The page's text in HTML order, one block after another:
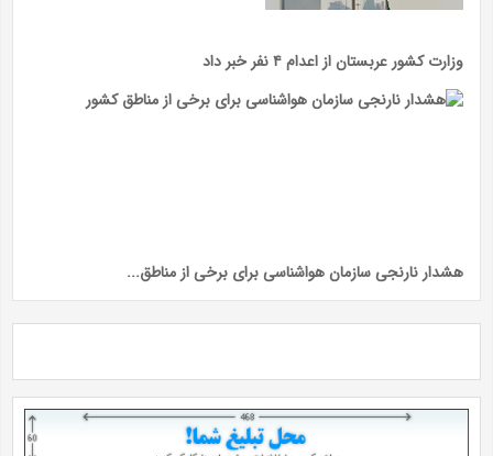
وزارت کشور عربستان از اعدام ۴ نفر خبر داد
هشدار نارنجی سازمان هواشناسی برای برخی از مناطق...